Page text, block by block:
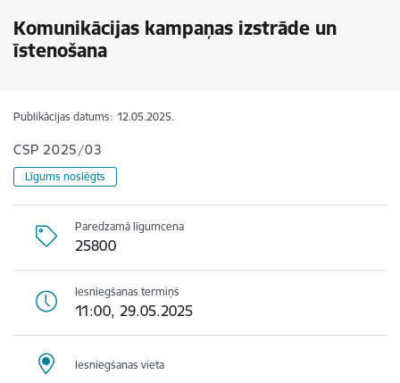
Komunikācijas kampaņas izstrāde un
īstenošana
Publikācijas datums: 12.05.2025.
CSP 2025/03
Līgums noslēgts
Paredzamā līgumcena
25800
Iesniegšanas termiņš
11:00, 29.05.2025
Iesniegšanas vieta